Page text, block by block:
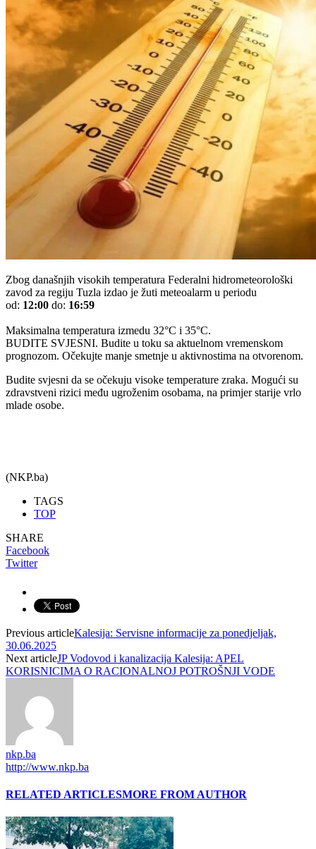
Zbog današnjih visokih temperatura Federalni hidrometeorološki
zavod za regiju Tuzla izdao je žuti meteoalarm u periodu
od: 12:00 do: 16:59
Maksimalna temperatura izmedu 32°C i 35°C.
BUDITE SVJESNI. Budite u toku sa aktuelnom vremenskom
prognozom. Očekujte manje smetnje u aktivnostima na otvorenom.
Budite svjesni da se očekuju visoke temperature zraka. Mogući su
zdravstveni rizici među ugroženim osobama, na primjer starije vrlo
mlade osobe.
(NKP.ba)
TAGS
TOP
SHARE
Facebook
Twitter
Previous articleKalesija: Servisne informacije za ponedjeljak,
30.06.2025
Next articleJP Vodovod i kanalizacija Kalesija: APEL
KORISNICIMA O RACIONALNOJ POTROŠNJI VODE
nkp.ba
http://www.nkp.ba
RELATED ARTICLESMORE FROM AUTHOR